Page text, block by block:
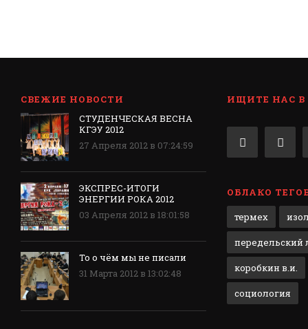
СВЕЖИЕ НОВОСТИ
СТУДЕНЧЕСКАЯ ВЕСНА
КГЭУ 2012
27 Апреля 2012 в 07:24:59
ЭКСПРЕС-ИТОГИ
ЭНЕРГИИ РОКА 2012
03 Апреля 2012 в 18:01:58
То о чём мы не писали
31 Марта 2012 в 13:02:48
ИЩИТЕ НАС В
ОБЛАКО
термех
передельский
коробкин в.и.
социология